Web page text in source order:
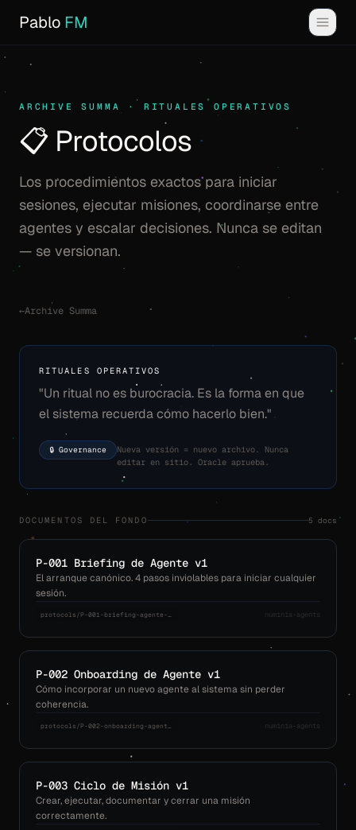
Pablo FM
ARCHIVE SUMMA · RITUALES OPERATIVOS
📋 Protocolos
Los procedimientos exactos para iniciar
sesiones, ejecutar misiones, coordinarse entre
agentes y escalar decisiones. Nunca se editan
— se versionan.
←Archive Summa
RITUALES OPERATIVOS
"Un ritual no es burocracia. Es la forma en que
el sistema recuerda cómo hacerlo bien."
🔒 Governance
Nueva versión = nuevo archivo. Nunca
editar en sitio. Oracle aprueba.
DOCUMENTOS DEL FONDO 5 docs
P-001 Briefing de Agente v1
El arranque canónico. 4 pasos inviolables para iniciar cualquier
sesión.
protocols/P-001-briefing-agente-v1.md numinia-agents
P-002 Onboarding de Agente v1
Cómo incorporar un nuevo agente al sistema sin perder
coherencia.
protocols/P-002-onboarding-agente-v1.md numinia-agents
P-003 Ciclo de Misión v1
Crear, ejecutar, documentar y cerrar una misión
correctamente.